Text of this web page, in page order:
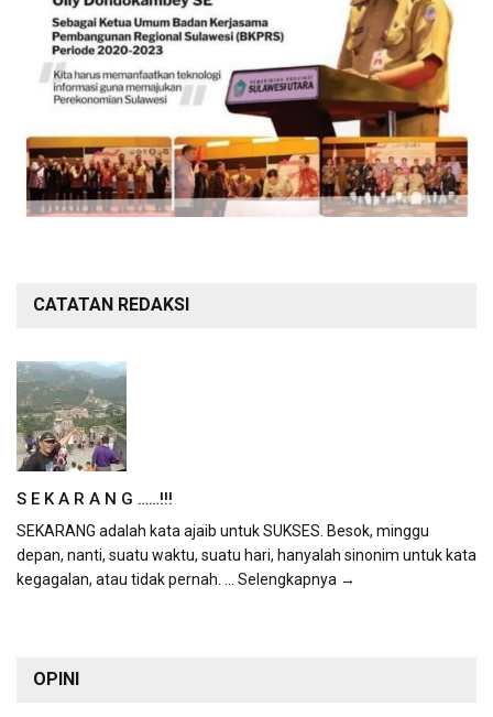
CATATAN REDAKSI
S E K A R A N G ……!!!
SEKARANG adalah kata ajaib untuk SUKSES. Besok, minggu
depan, nanti, suatu waktu, suatu hari, hanyalah sinonim untuk kata
kegagalan, atau tidak pernah. ... Selengkapnya →
OPINI